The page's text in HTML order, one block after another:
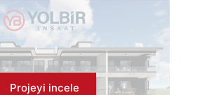
Projeyi incele